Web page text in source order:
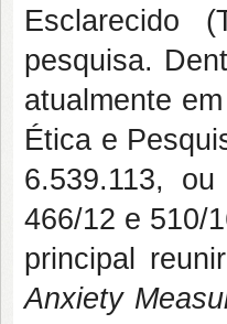
Esclarecido
pesquisa.
atualmente
Ética e
6.539.113,
466/12 e 510/
principal
Anxiety